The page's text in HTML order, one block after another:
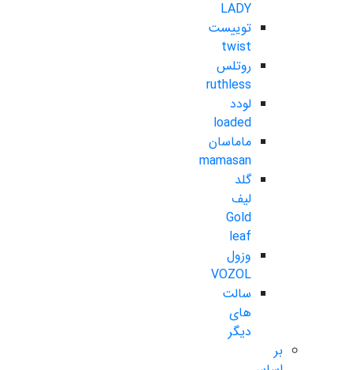
LADY
توییست
twist
روتلس
ruthless
لودد
loaded
ماماسان
mamasan
گلد
لیف
Gold
leaf
وزول
VOZOL
سالت
های
دیگر
بر